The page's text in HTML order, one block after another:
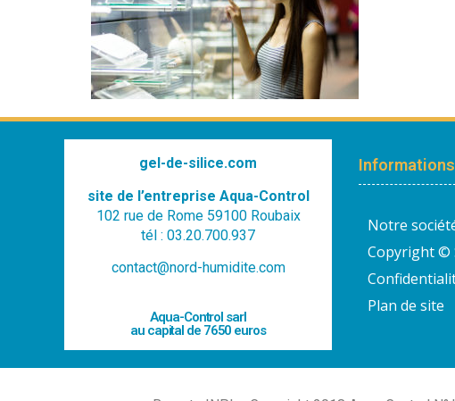
gel-de-silice.com
site de l’entreprise Aqua-Control
102 rue de Rome 59100 Roubaix
tél : 03.20.700.937
contact@nord-humidite.com
Aqua-Control sarl
au capital de 7650 euros
Informations
Notre
Copyright ©
Plan de site